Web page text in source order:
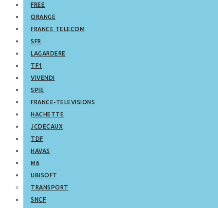
FREE
ORANGE
FRANCE TELECOM
SFR
LAGARDERE
TF1
VIVENDI
SPIE
FRANCE-TELEVISIONS
HACHETTE
JCDECAUX
TDF
HAVAS
M6
UBISOFT
TRANSPORT
SNCF